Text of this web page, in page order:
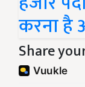
करना है
Share